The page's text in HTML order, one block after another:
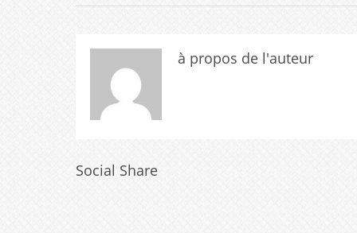
à propos de l'auteur
Social Share